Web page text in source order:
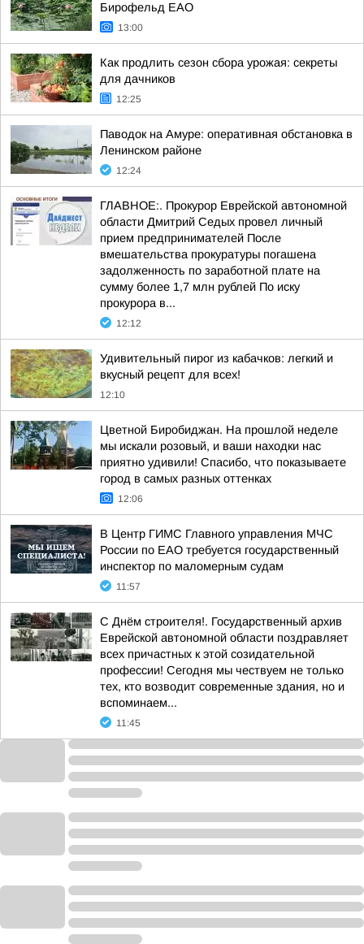
Бирофельд ЕАО
13:00
Как продлить сезон сбора урожая: секреты
для дачников
12:25
Паводок на Амуре: оперативная обстановка в
Ленинском районе
12:24
ГЛАВНОЕ:. Прокурор Еврейской автономной
области Дмитрий Седых провел личный
прием предпринимателей После
вмешательства прокуратуры погашена
задолженность по заработной плате на
сумму более 1,7 млн рублей По иску
прокурора в...
12:12
Удивительный пирог из кабачков: легкий и
вкусный рецепт для всех!
12:10
Цветной Биробиджан. На прошлой неделе
мы искали розовый, и ваши находки нас
приятно удивили! Спасибо, что показываете
город в самых разных оттенках
12:06
В Центр ГИМС Главного управления МЧС
России по ЕАО требуется государственный
инспектор по маломерным судам
11:57
С Днём строителя!. Государственный архив
Еврейской автономной области поздравляет
всех причастных к этой созидательной
профессии! Сегодня мы чествуем не только
тех, кто возводит современные здания, но и
вспоминаем...
11:45